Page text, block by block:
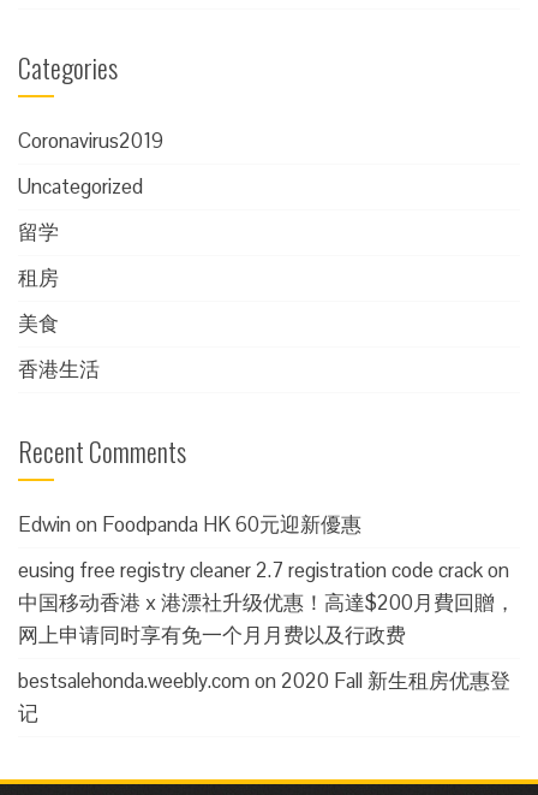
Categories
Coronavirus2019
Uncategorized
留学
租房
美食
香港生活
Recent Comments
Edwinon Foodpanda HK 60元迎新優惠
eusing free registry cleaner 2.7 registration code crackon
中国移动香港 x 港漂社升级优惠！高達$200月費回贈，
网上申请同时享有免一个月月费以及行政费
bestsalehonda.weebly.comon2020 Fall 新生租房优惠登
记